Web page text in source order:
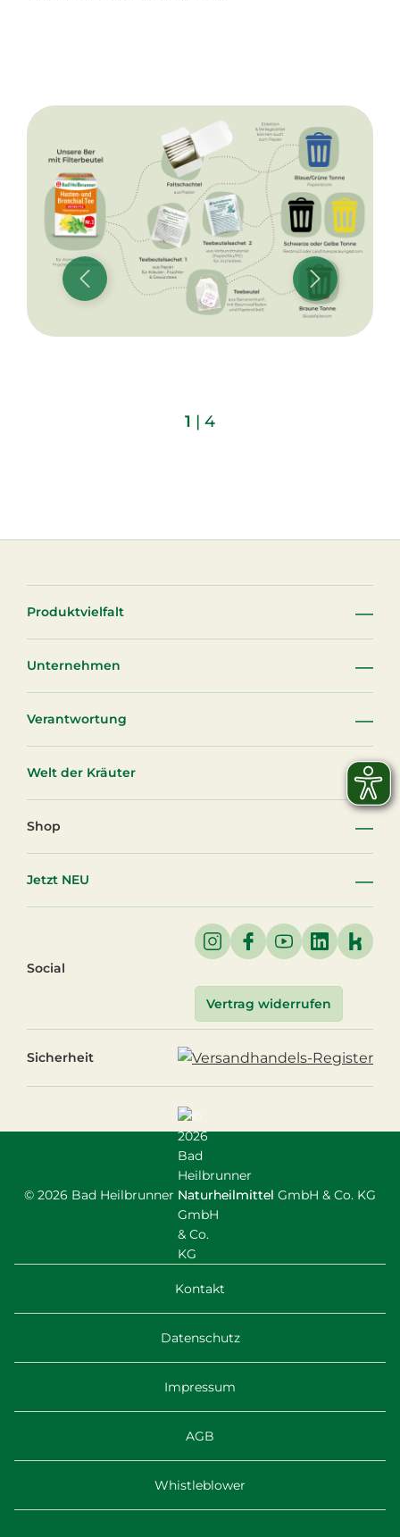
Bildergalerie überspringen
1 | 4
Produktvielfalt
Unternehmen
Verantwortung
Welt der Kräuter
Shop
Jetzt NEU
Social
Vertrag widerrufen
Sicherheit
© 2026 Bad Heilbrunner Naturheilmittel GmbH & Co. KG
Kontakt
Datenschutz
Impressum
AGB
Whistleblower